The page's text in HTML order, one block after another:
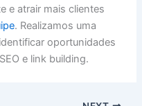
e atrair mais clientes
. Realizamos uma
oportunidades
e link building.